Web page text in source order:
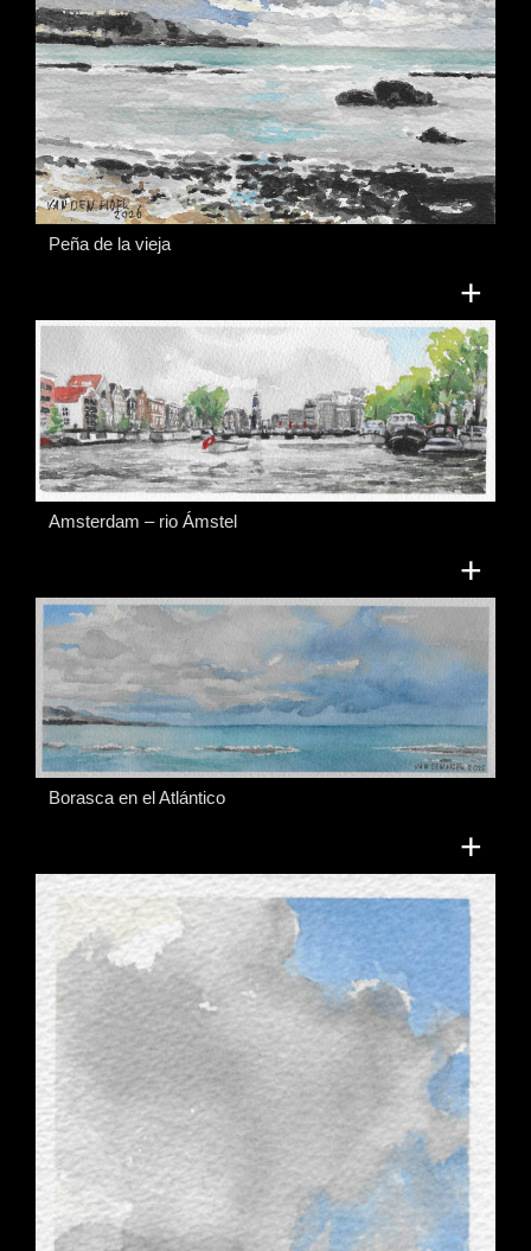
Peña de la vieja
+
Amsterdam – rio Ámstel
+
Borasca en el Atlántico
+